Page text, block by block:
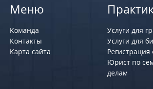
Меню
Команда
Контакты
Карта сайта
Услуги для
Услуги для
Юрист по
делам